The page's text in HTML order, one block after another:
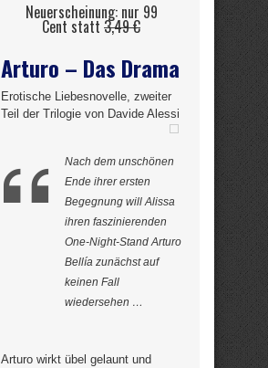
Neuerscheinung: nur 99
Cent statt 3,49 €
Arturo – Das Drama
Erotische Liebesnovelle, zweiter
Teil der Trilogie von Davide Alessi
Nach dem unschönen
Ende ihrer ersten
Begegnung will Alissa
ihren faszinierenden
One-Night-Stand Arturo
Bellía zunächst auf
keinen Fall
wiedersehen …
Arturo wirkt übel gelaunt und